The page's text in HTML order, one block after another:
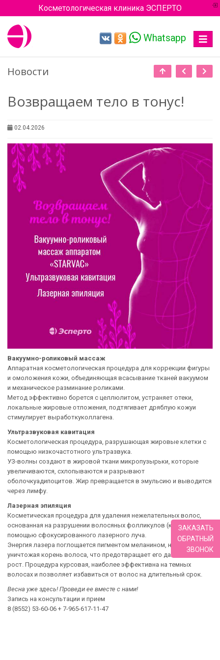
Косметологическая клиника ЭСПЕРТО
Toggle
Whatsapp
Новости
Возвращаем тело в тонус!
02.04.2026
Вакуумно-роликовый массаж
Аппаратная косметологическая процедура для коррекции фигуры
и омоложения кожи, объединяющая всасывание тканей вакуумом
и механическое разминание роликами.
Метод эффективно борется с целлюлитом, устраняет отеки,
локальные жировые отложения, подтягивает дряблую кожуи
стимулирует выработкуколлагена.
Ультразвуковая кавитация
Косметологическая процедура, разрушающая жировые клетки с
помощью низкочастотного ультразвука.
УЗ-волны создают в жировой ткани микропузырьки, которые
увеличиваются, схлопываются и разрывают
оболочкуадипоцитов. Жир превращается в эмульсию и выводится
через лимфу.
Лазерная эпиляция
Косметическая процедура для удаления нежелательных волос,
основанная на разрушении волосяных фолликулов (корней) с
помощью сфокусированного лазерного луча.
Энергия лазера поглощается пигментом меланином, нагревая и
уничтожая корень волоса, что предотвращает его дальнейший
рост. Процедура курсовая, наиболее эффективна на темных
волосах и позволяет избавиться от волос на длительный срок.
Весна уже здесь! Проведи ее вместе с нами!
Запись на консультации и прием
8 (8552) 53-60-06 + 7-965-617-11-47
ЗАКАЗАТЬ
ОБРАТНЫЙ
ЗВОНОК